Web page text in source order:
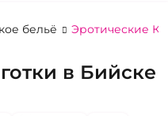
бельё Эротические
в Бийске